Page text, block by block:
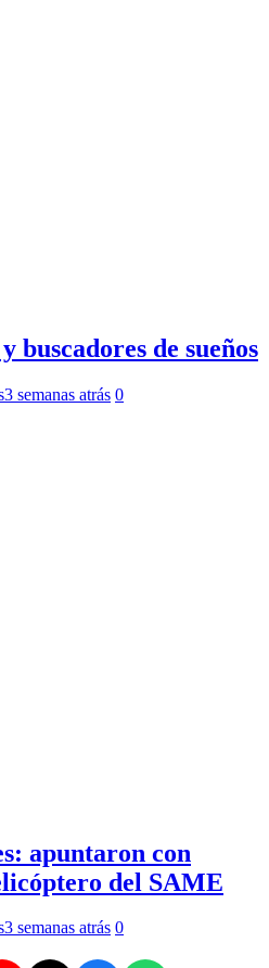
buscadores de sueños
3 semanas atrás 0
apuntaron con
del SAME
3 semanas atrás 0